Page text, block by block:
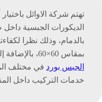
تهتم شركة الاوائل
الديكورات الجبسية
بالدمام، وذلك نظرا
بمقاس 60×60، بالإضافة إلى تميزه في
الجبس بورد في مختلف
خدمات التركيب داخل